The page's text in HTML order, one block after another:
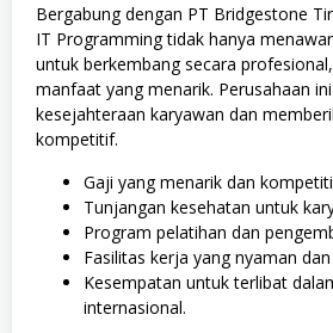
Bergabung dengan PT Bridgestone
IT Programming tidak hanya
untuk berkembang secara
manfaat yang menarik. Perusahaan
kesejahteraan karyawan dan
kompetitif.
Gaji yang menarik dan
Tunjangan kesehatan untuk
Program pelatihan dan
Fasilitas kerja yang nyaman
Kesempatan untuk terlibat
internasional.